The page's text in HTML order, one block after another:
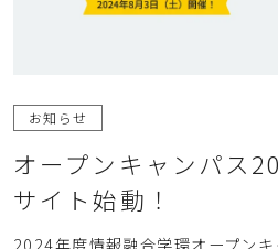
お知らせ
オープンキャンパス
サイト始動！
2024年度情報融合学環オープン